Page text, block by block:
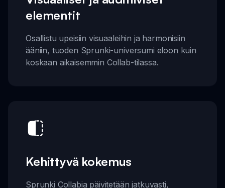
elementit
Osallistu upeisiin visuaaleihin ja harmonisiin
ääniin, tuoden Sprunki-universumi eloon kuin
koskaan aikaisemmin Collab-tilassa.
Kehittyvä kokemus
Sprunki Collabia päivitetään jatkuvasti,